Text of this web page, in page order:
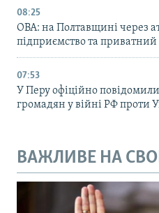
08:25
ОВА: на Полтавщині через
підприємство та
07:53
У Перу офіційно повідомили
громадян у війні РФ проти
ВАЖЛИВЕ НА